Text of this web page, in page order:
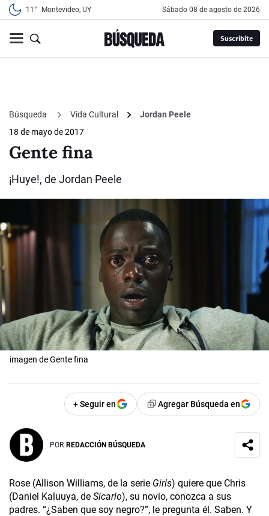
11° Montevideo, UY sábado 08 de agosto de 2026
Suscribite
Búsqueda Vida Cultural
Jordan Peele
18 de mayo de 2017
Gente fina
¡Huye!, de Jordan Peele
imagen de Gente fina
+ Seguir en Agregar Búsqueda en
POR REDACCIÓN BÚSQUEDA
Rose (Allison Williams, de la serie Girls) quiere que Chris
(Daniel Kaluuya, de Sicario), su novio, conozca a sus
padres. “¿Saben que soy negro?”, le pregunta él. Saben. Y